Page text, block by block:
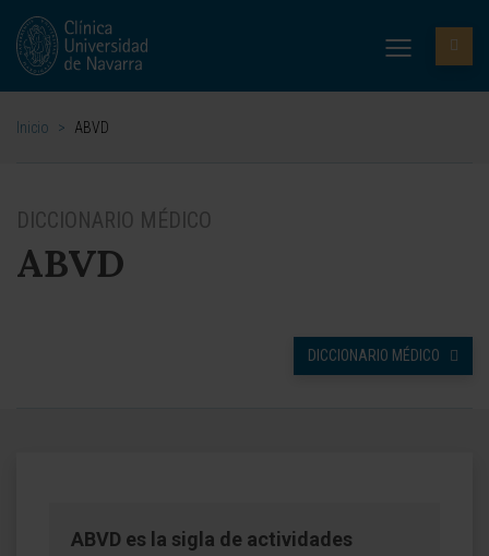
Inicio > ABVD
DICCIONARIO MÉDICO
ABVD
DICCIONARIO MÉDICO
ABVD es la sigla de actividades